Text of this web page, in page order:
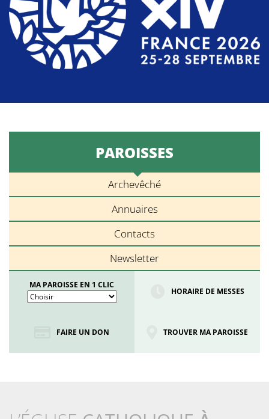
PAROISSES
Archevêché
Annuaires
Contacts
Newsletter
MA PAROISSE EN 1 CLIC
HORAIRE DE MESSES
FAIRE UN DON TROUVER MA PAROISSE